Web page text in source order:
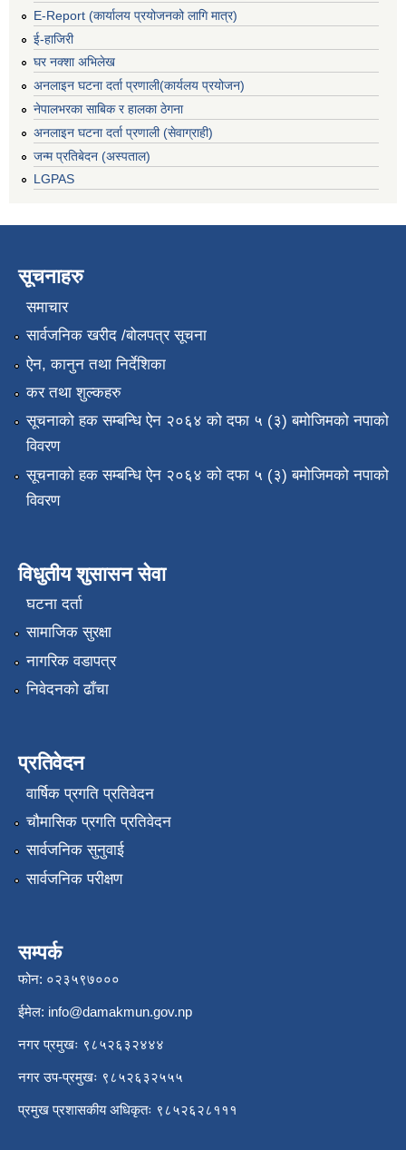
E-Report (कार्यालय प्रयोजनको लागि मात्र)
ई-हाजिरी
घर नक्शा अभिलेख
अनलाइन घटना दर्ता प्रणाली(कार्यलय प्रयोजन)
नेपालभरका साबिक र हालका ठेगना
अनलाइन घटना दर्ता प्रणाली (सेवाग्राही)
जन्म प्रतिबेदन (अस्पताल)
LGPAS
सूचनाहरु
समाचार
सार्वजनिक खरीद /बोलपत्र सूचना
ऐन, कानुन तथा निर्देशिका
कर तथा शुल्कहरु
सूचनाको हक सम्बन्धि ऐन २०६४ को दफा ५ (३) बमोजिमको नपाको
विवरण
सूचनाको हक सम्बन्धि ऐन २०६४ को दफा ५ (३) बमोजिमको नपाको
विवरण
विधुतीय शुसासन सेवा
घटना दर्ता
सामाजिक सुरक्षा
नागरिक वडापत्र
निवेदनको ढाँचा
प्रतिवेदन
वार्षिक प्रगति प्रतिवेदन
चौमासिक प्रगति प्रतिवेदन
सार्वजनिक सुनुवाई
सार्वजनिक परीक्षण
सम्पर्क
फोन: ०२३५९७०००
ईमेल: info@damakmun.gov.np
नगर प्रमुखः ९८५२६३२४४४
नगर उप-प्रमुखः ९८५२६३२५५५
प्रमुख प्रशासकीय अधिकृतः ९८५२६२८१११